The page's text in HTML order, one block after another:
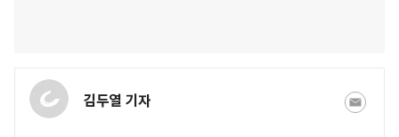
김두열 기자